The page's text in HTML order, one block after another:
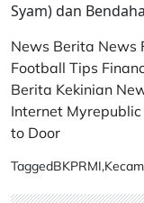
Syam) dan
News Berita News
Football Tips
Berita Kekinian
Internet Myrepublic
to Door
TaggedBKPRMI,